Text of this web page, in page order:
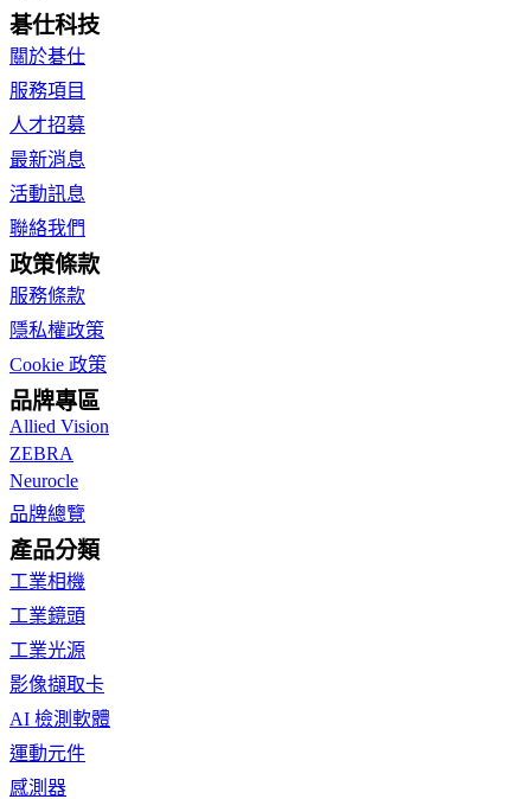
碁仕科技
關於碁仕
服務項目
人才招募
最新消息
活動訊息
聯絡我們
政策條款
服務條款
隱私權政策
Cookie 政策
品牌專區
Allied Vision
ZEBRA
Neurocle
品牌總覽
產品分類
工業相機
工業鏡頭
工業光源
影像擷取卡
AI 檢測軟體
運動元件
感測器